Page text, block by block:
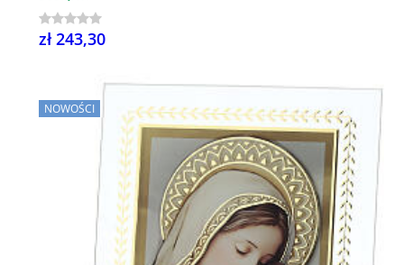
zł 243,30
NOWOŚCI